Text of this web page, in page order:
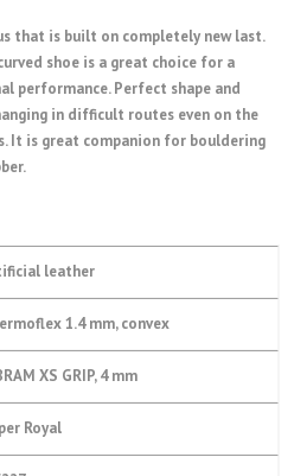
that is built on completely new last.
shoe is a great choice for a
performance. Perfect shape and
in difficult routes even on the
It is great companion for bouldering
leather
1.4 mm, convex
XS GRIP, 4 mm
Royal